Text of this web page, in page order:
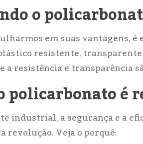
o
em suas vantagens, é
resistente,
a resistência e transparência
policarbonato é
industrial, a segurança e a
revolução. Veja o porquê: